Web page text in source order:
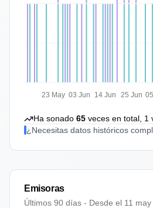
23 May 03 Jun 14 Jun 25 Jun
Ha sonado 65 veces en total, 1
¿Necesitas datos históricos
Emisoras
Últimos 90 días - Desde el 11